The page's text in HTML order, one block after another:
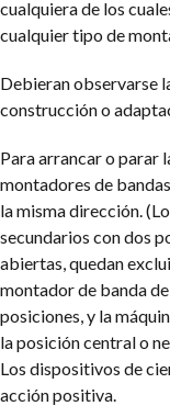
cualquiera de los
cualquier tipo de
Debieran observarse
construcción o
Para arrancar o parar
montadores de
la misma dirección.
secundarios con dos
abiertas, quedan
montador de banda
posiciones, y la
la posición central o
Los dispositivos de
acción positiva.